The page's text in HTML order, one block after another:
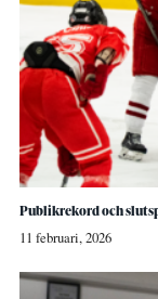
Publikrekord och
11 februari, 2026